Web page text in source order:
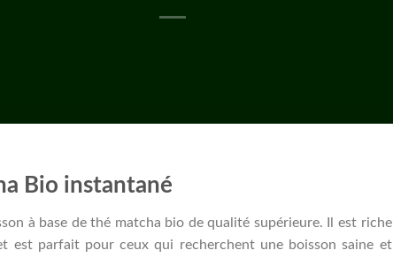
Bio instantané
à base de thé matcha bio de qualité supérieure. Il est riche
est parfait pour ceux qui recherchent une boisson saine et